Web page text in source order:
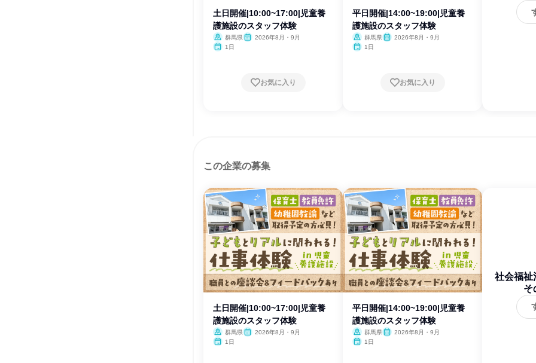
土日開催|10:00~17:00|児童養
護施設のスタッフ体験
群馬県
2026年8月・9月
1日
お気に入り
平日開催|14:00~19:00|児童養
護施設のスタッフ体験
群馬県
2026年8月・9月
1日
お気に入り
この企業の募集
土日開催|10:00~17:00|児童養
護施設のスタッフ体験
群馬県
2026年8月・9月
1日
平日開催|14:00~19:00|児童養
護施設のスタッフ体験
群馬県
2026年8月・9月
1日
社会福祉
そ